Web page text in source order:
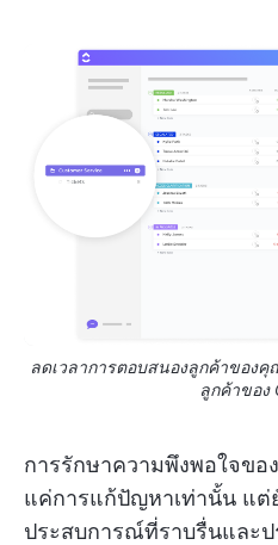
ลดเวลาการตอบสนองลูกค้าของคุ
ลูกค้าของ
การรักษาความพึงพอใจขอ
แค่การแก้ปัญหาเท่านั้น แต่
ประสบการณ์ที่ราบรื่นและ